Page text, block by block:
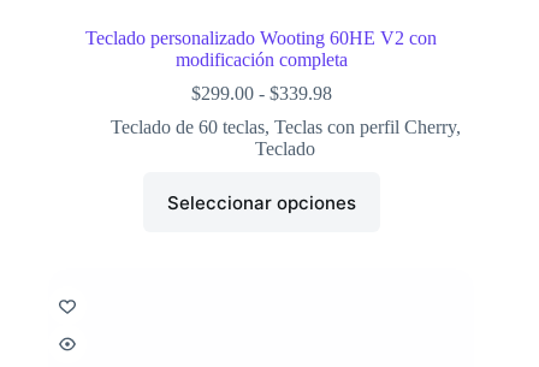
Teclado personalizado Wooting 60HE V2 con
modificación completa
$299.00 - $339.98
Teclado de 60 teclas, Teclas con perfil Cherry,
Teclado
Seleccionar opciones